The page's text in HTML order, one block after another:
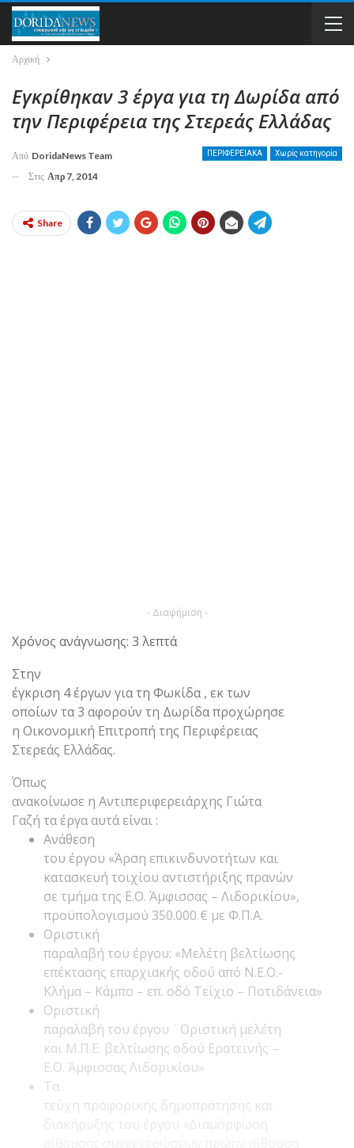
Αρχική
Εγκρίθηκαν 3 έργα για τη Δωρίδα από
την Περιφέρεια της Στερεάς Ελλάδας
ΠΕΡΙΦΕΡΕΙΑΚΑ Χωρίς κατηγορία
Από DoridaNews Team
Στις Απρ 7, 2014
Share
- Διαφήμιση -
Χρόνος ανάγνωσης: 3 λεπτά
Στην
έγκριση 4 έργων για τη Φωκίδα , εκ των
οποίων τα 3 αφορούν τη Δωρίδα προχώρησε
η Οικονομική Επιτροπή της Περιφέρειας
Στερεάς Ελλάδας.
Όπως
ανακοίνωσε η Αντιπεριφερειάρχης Γιώτα
Γαζή τα έργα αυτά είναι :
Ανάθεση
του έργου «Άρση επικινδυνοτήτων και
κατασκευή τοιχίου αντιστήριξης πρανών
σε τμήμα της Ε.Ο. Άμφισσας – Λιδορικίου»,
προϋπολογισμού 350.000 € με Φ.Π.Α.
Οριστική
παραλαβή του έργου: «Μελέτη βελτίωσης
επέκτασης επαρχιακής οδού από Ν.Ε.Ο.-
Κλήμα – Κάμπο – επ. οδό Τείχιο – Ποτιδάνεια»
Οριστική
παραλαβή του έργου ¨Οριστική μελέτη
και Μ.Π.Ε. βελτίωσης οδού Ερατεινής –
Ε.Ο. Άμφισσας Λιδορικίου»
Τα
τεύχη προφορικής δημοπράτησης και